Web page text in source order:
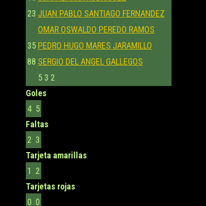
23 JUAN PABLO SANTIAGO FERNANDEZ
OMAR OSWALDO PEREDO RAMOS
35 PEDRO HUGO MARES JARAMILLO
88 SERGIO DEL ANGEL GALLEGOS
5 3 2
Goles
4 5
Faltas
2 3
Tarjeta amarillas
1 2
Tarjetas rojas
0 0